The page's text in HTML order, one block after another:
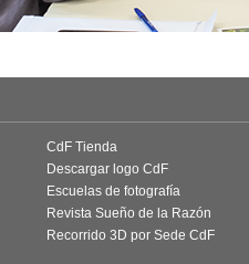
CdF Tienda
Descargar logo CdF
Escuelas de fotografía
Revista Sueño de la Razón
Recorrido 3D por Sede CdF